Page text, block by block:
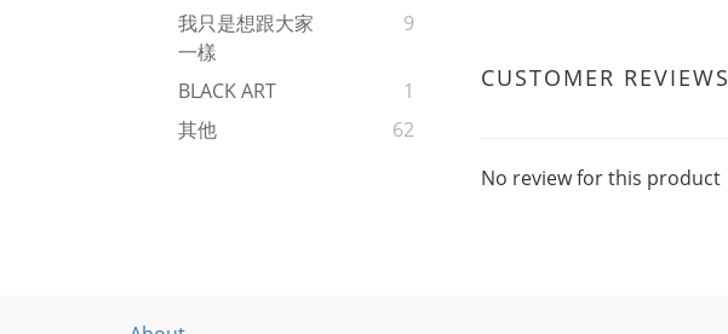
我只是想跟大家
一樣
9
BLACK ART
1
其他
62
CUSTOMER REVIEWS
No review for this product